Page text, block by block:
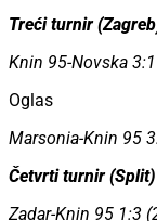
Treći turnir
Knin 95-Novska
Oglas
Marsonia-Knin 95
Četvrti turnir (Split)
Zadar-Knin 95 1:3